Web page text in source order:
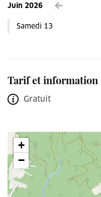
Voir le mois précédent
Juin 2026
Samedi 13
Tarif et information
Gratuit
+
−